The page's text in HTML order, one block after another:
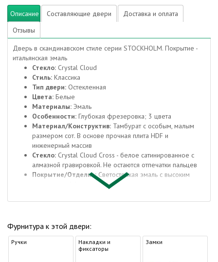
Описание Составляющие двери
Доставка и оплата
Отзывы
Дверь в скандинавском стиле серии STOCKHOLM. Покрытие -
итальянская эмаль
Стекло: Crystal Cloud
Стиль: Классика
Тип двери: Остекленная
Цвета: Белые
Материалы: Эмаль
Особенности: Глубокая фрезеровка; 3 цвета
Материал/Конструктив: Тамбурат с особым, малым
размером сот. В основе прочная плита HDF и
инженерный массив
Стекло: Crystal Cloud Cross - белое сатинированное с
алмазной гравировкой. Не остаются отпечатки пальцев
Покрытие/Отделка:Светостойкая эмаль с высоким
укрывным эффектом (Италия)
Толщина:37
Материал эмаль известен нам с детства. Двери
покрытые эмалью активно монтировали в только
что построенных многоквартирных домах, в
Фурнитура к этой двери:
Ручки
Накладки и
фиксаторы
Замки